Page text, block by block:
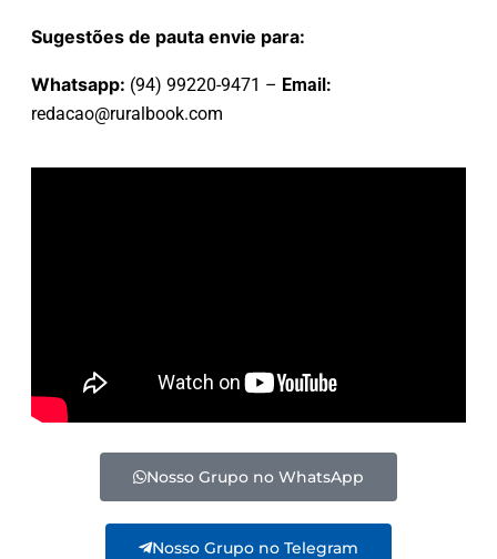
Sugestões de pauta envie para:
Whatsapp: (94) 99220-9471 – Email:
redacao@ruralbook.com
Nosso Grupo no WhatsApp
Nosso Grupo no Telegram